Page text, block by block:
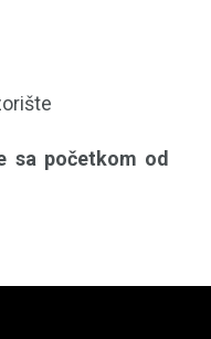
sa početkom od